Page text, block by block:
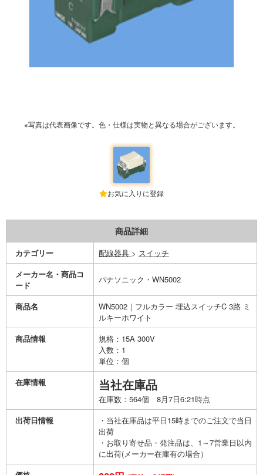
※写真は代表画像です。色・仕様は実物と異なる場合がございます。
お気に入りに登録
商品詳細
カテゴリー 配線器具 > スイッチ
メーカー名・商品コ
ード
パナソニック・WN5002
商品名
WN5002｜フルカラー 埋込スイッチC 3路 ミ
ルキーホワイト
商品情報
規格：15A 300V
入数：1
単位：個
在庫情報
当社在庫品
在庫数：564個 8月7日6:21時点
出荷日情報
・当社在庫品は平日15時までのご注文で当日
出荷
・お取り寄せ品・発注品は、1～7営業日以内
に出荷(メーカー在庫有の場合）